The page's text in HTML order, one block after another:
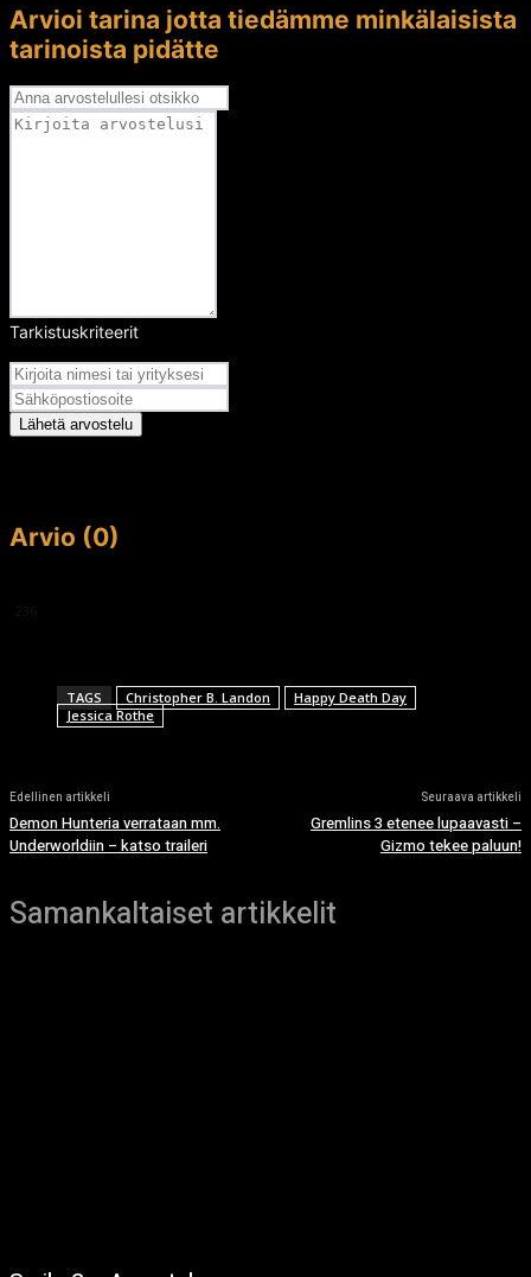
Arvioi tarina jotta tiedämme minkälaisista
tarinoista pidätte
Tarkistuskriteerit
Lähetä arvostelu
Arvio (0)
TAGS Christopher B. Landon
Happy Death Day
Jessica Rothe
Edellinen artikkeli
Demon Hunteria verrataan mm.
Underworldiin – katso traileri
Seuraava artikkeli
Gremlins 3 etenee lupaavasti –
Gizmo tekee paluun!
Samankaltaiset artikkelit